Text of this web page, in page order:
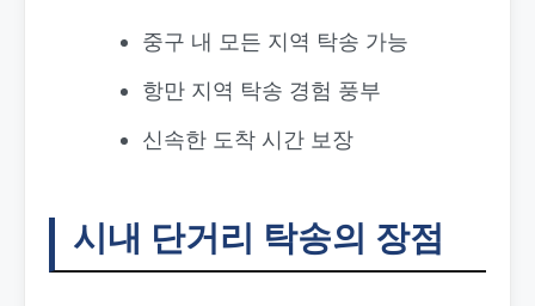
중구 내 모든 지역 탁송 가능
항만 지역 탁송 경험 풍부
신속한 도착 시간 보장
시내 단거리 탁송의 장점